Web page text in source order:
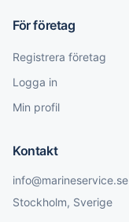
För företag
Registrera företag
Logga in
Min profil
Kontakt
info@marineservice.se
Stockholm, Sverige